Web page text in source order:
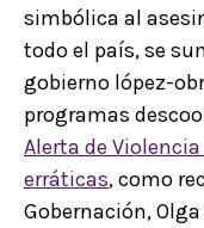
simbólica al
todo el país, se
gobierno lópez-
programas
Alerta de
erráticas, como
Gobernación,